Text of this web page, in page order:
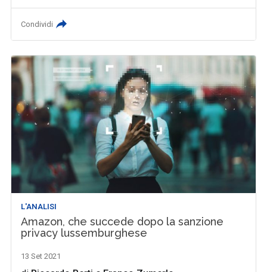
Condividi
L'ANALISI
Amazon, che succede dopo la sanzione
privacy lussemburghese
13 Set 2021